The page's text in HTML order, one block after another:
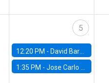
5
12:20 PM - David Bardey, Universidad de los Andes - CEDE
1:35 PM -Jose Carlo Bermudez, UC (ME) & World Bank